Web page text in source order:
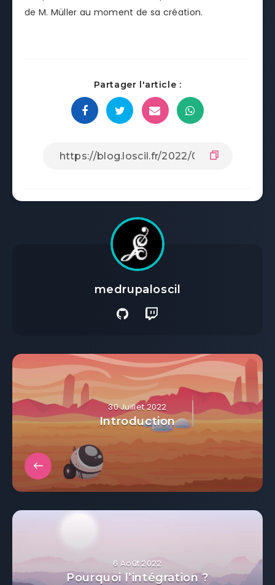
de M. Müller au moment de sa création.
Partager l'article :
medrupaloscil
30 Juillet 2022
Introduction
6 Août 2022
Pourquoi l’intégration ?